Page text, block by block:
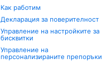
Как работим
Декларация за поверителност
Управление на настройките за
бисквитки
Управление на
персонализираните препоръки